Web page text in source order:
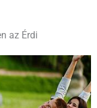
az Érdi